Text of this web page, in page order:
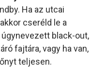
Ha az utcai
cseréld le a
black-out,
fajtára, vagy ha van,
teljesen.